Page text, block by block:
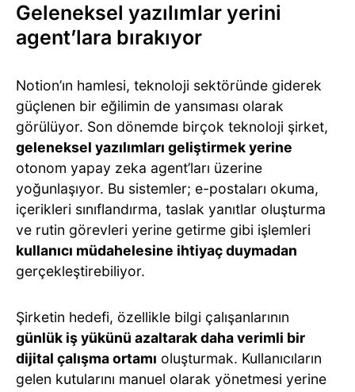
Geleneksel yazılımlar yerini
agent’lara bırakıyor
Notion’ın hamlesi, teknoloji sektöründe giderek
güçlenen bir eğilimin de yansıması olarak
görülüyor. Son dönemde birçok teknoloji şirket,
geleneksel yazılımları geliştirmek yerine
otonom yapay zeka agent’ları üzerine
yoğunlaşıyor. Bu sistemler; e-postaları okuma,
içerikleri sınıflandırma, taslak yanıtlar oluşturma
ve rutin görevleri yerine getirme gibi işlemleri
kullanıcı müdahelesine ihtiyaç duymadan
gerçekleştirebiliyor.
Şirketin hedefi, özellikle bilgi çalışanlarının
günlük iş yükünü azaltarak daha verimli bir
dijital çalışma ortamı oluşturmak. Kullanıcıların
gelen kutularını manuel olarak yönetmesi yerine